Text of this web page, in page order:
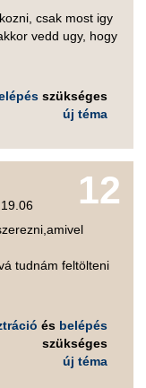
csak most igy
vedd ugy, hogy
szükséges
új téma
12
tudnám feltölteni
és belépés
szükséges
új téma